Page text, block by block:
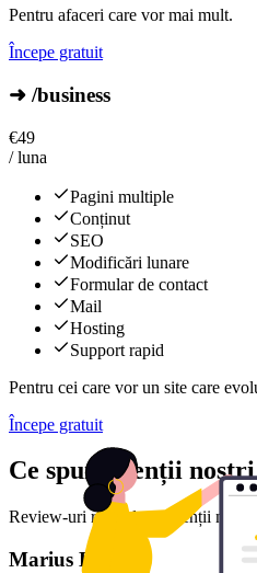
Pentru afaceri care vor mai mult.
Începe gratuit
➜ /business
€49
/ luna
Pagini multiple
Conținut
SEO
Modificări lunare
Formular de contact
Mail
Hosting
Support rapid
Pentru cei care vor un site care
Începe gratuit
Ce spun clienții noștri
Review-uri reale de la clienții
Marius D.